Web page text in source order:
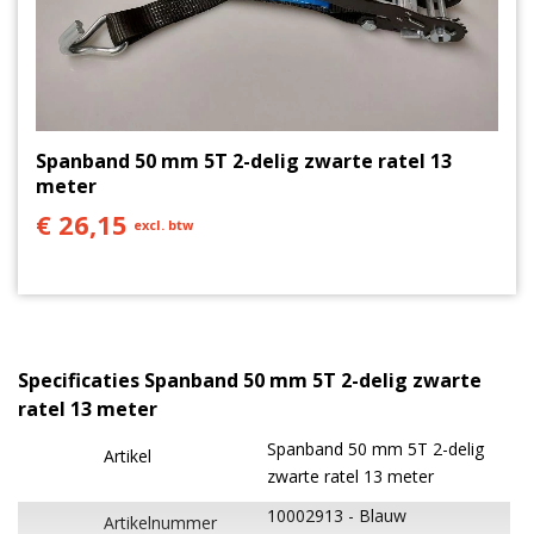
Spanband 50 mm 5T 2-delig zwarte ratel 13
meter
€ 26,15 excl. btw
Specificaties Spanband 50 mm 5T 2-delig zwarte
ratel 13 meter
Artikel
Spanband 50 mm 5T 2-delig
zwarte ratel 13 meter
Artikelnummer 10002913 Blauw